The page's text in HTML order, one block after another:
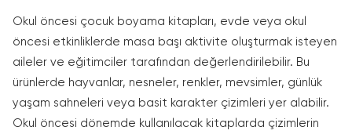
Okul öncesi çocuk boyama kitapları, evde veya okul
öncesi etkinliklerde masa başı aktivite oluşturmak isteyen
aileler ve eğitimciler tarafından değerlendirilebilir. Bu
ürünlerde hayvanlar, nesneler, renkler, mevsimler, günlük
yaşam sahneleri veya basit karakter çizimleri yer alabilir.
Okul öncesi dönemde kullanılacak kitaplarda çizimlerin